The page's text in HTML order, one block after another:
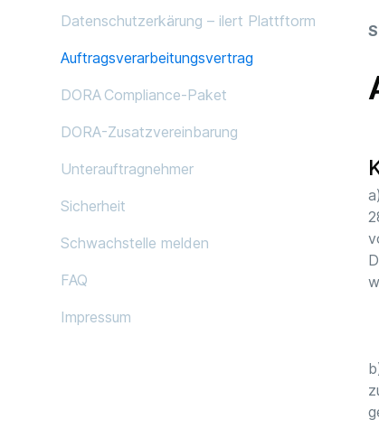
Datenschutzerkärung – ilert Plattftorm
Auftragsverarbeitungsvertrag
DORA Compliance‑Paket
DORA-Zusatzvereinbarung
Unterauftragnehmer
Sicherheit
Schwachstelle melden
FAQ
Impressum